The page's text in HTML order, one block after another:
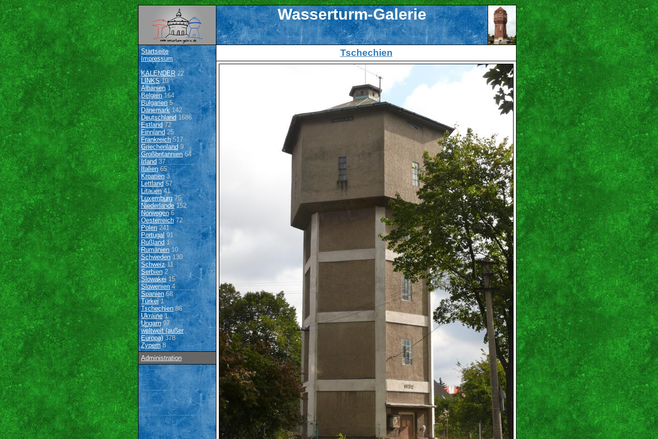
Wasserturm-Galerie
Startseite
Impressum
KALENDER22
LINKS10
Albanien1
Belgien164
Bulgarien 5
Dänemark142
Deutschland 1686
Estland 72
Finnland 25
Frankreich517
Griechenland9
Großbritannien64
Irland 37
Italien65
Kroatien3
Lettland57
Litauen41
Luxemburg 75
Niederlande152
Norwegen6
Oesterreich72
Polen 241
Portugal91
Rußland 1
Rumänien10
Schweden 130
Schweiz11
Serbien2
Slowakei15
Slowenien4
Spanien68
Türkei1
Tschechien 86
Ukraine1
Ungarn97
weltweit (außer
Europa)378
Zypern8
Administration
Tschechien